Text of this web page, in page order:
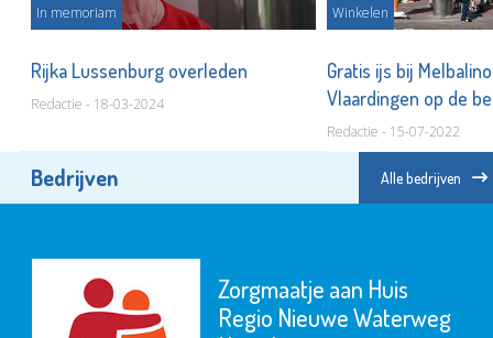
In memoriam
Rijka Lussenburg overleden
Redactie - 18-03-2024
Winkelen
Gratis ijs bij
Vlaardingen op de
Redactie - 15-07-2022
Bedrijven Alle bedrijven
Zorgmaatje aan Huis
Regio Nieuwe Waterweg